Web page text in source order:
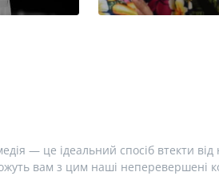
— це ідеальний спосіб втекти
вам з цим наші неперевершені